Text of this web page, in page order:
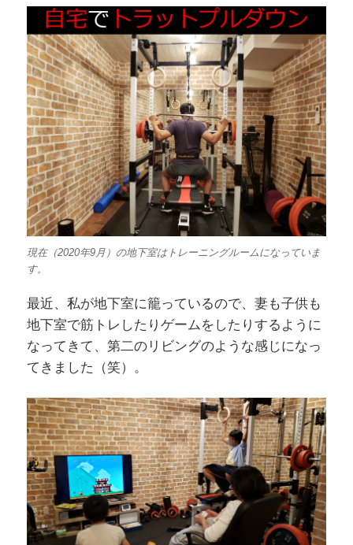
現在（2020年9月）の地下室はトレーニングルームになっていま
す。
最近、私が地下室に籠っているので、妻も子供も
地下室で筋トレしたりゲームをしたりするように
なってきて、第二のリビングのような感じになっ
てきました（笑）。